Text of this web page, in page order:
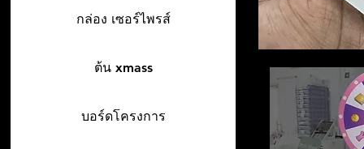
กล่อง เซอร์ไพรส์
ต้น xmass
บอร์ดโครงการ